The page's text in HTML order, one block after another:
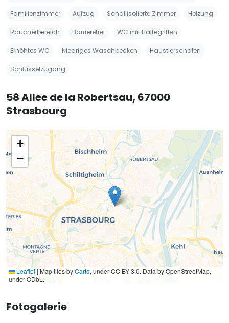
Familienzimmer Aufzug Schallisolierte Zimmer Heizung
Raucherbereich Barrierefrei WC mit Haltegriffen
Erhöhtes WC Niedriges Waschbecken Haustierschalen
Schlüsselzugang
58 Allee de la Robertsau, 67000
Strasbourg
+
−
Leaflet | Map tiles byCarto, under CC BY 3.0. Data by OpenStreetMap,
under ODbL.
Fotogalerie